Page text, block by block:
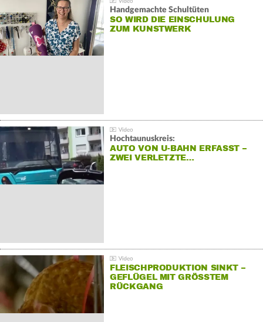
Handgemachte Schultüten
SO WIRD DIE EINSCHULUNG
ZUM KUNSTWERK
Hochtaunuskreis:
AUTO VON U-BAHN ERFASST –
ZWEI VERLETZTE…
FLEISCHPRODUKTION SINKT –
GEFLÜGEL MIT GRÖSSTEM R
ÜCKGANG